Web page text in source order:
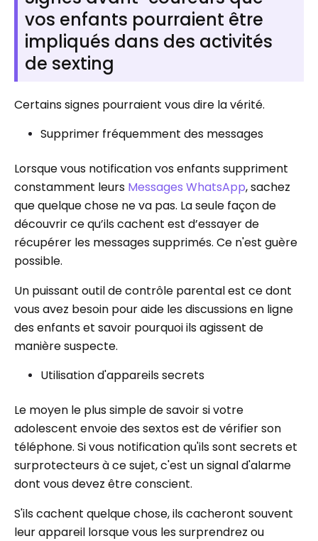
vos enfants pourraient être
impliqués dans des activités
de sexting
Certains signes pourraient vous dire la vérité.
Supprimer fréquemment des messages
Lorsque vous notification vos enfants suppriment
constamment leurs Messages WhatsApp, sachez
que quelque chose ne va pas. La seule façon de
découvrir ce qu’ils cachent est d’essayer de
récupérer les messages supprimés. Ce n'est guère
possible.
Un puissant outil de contrôle parental est ce dont
vous avez besoin pour aide les discussions en ligne
des enfants et savoir pourquoi ils agissent de
manière suspecte.
Utilisation d'appareils secrets
Le moyen le plus simple de savoir si votre
adolescent envoie des sextos est de vérifier son
téléphone. Si vous notification qu'ils sont secrets et
surprotecteurs à ce sujet, c'est un signal d'alarme
dont vous devez être conscient.
S'ils cachent quelque chose, ils cacheront souvent
leur appareil lorsque vous les surprendrez ou